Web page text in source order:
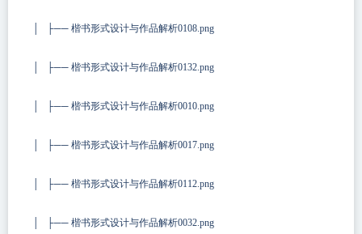
│ ├── 楷书形式设计与作品解析0108.png
│ ├── 楷书形式设计与作品解析0132.png
│ ├── 楷书形式设计与作品解析0010.png
│ ├── 楷书形式设计与作品解析0017.png
│ ├── 楷书形式设计与作品解析0112.png
│ ├── 楷书形式设计与作品解析0032.png